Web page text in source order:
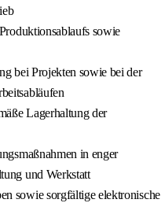
sowie
bei Projekten sowie bei der
Lagerhaltung der
in enger
und Werkstatt
sowie sorgfältige elektronische